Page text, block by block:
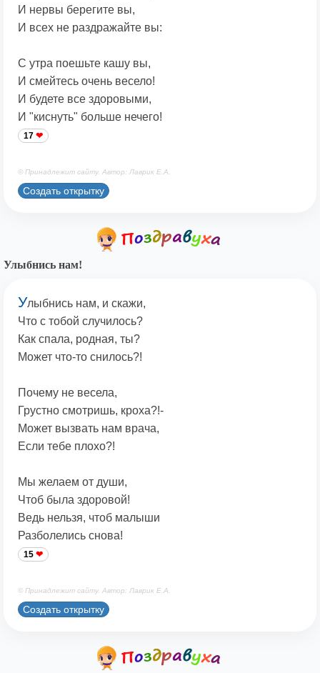
И нервы берегите вы,
И всех не раздражайте вы:
С утра поешьте кашу вы,
И смейтесь очень весело!
И будете все здоровыми,
И "киснуть" больше нечего!
17
© Принадлежит сайту. Автор: Лаврик Е.А.
Создать открытку
Улыбнись нам!
Улыбнись нам, и скажи,
Что с тобой случилось?
Как спала, родная, ты?
Может что-то снилось?!
Почему не весела,
Грустно смотришь, кроха?!-
Может вызвать нам врача,
Если тебе плохо?!
Мы желаем от души,
Чтоб была здоровой!
Ведь нельзя, чтоб малыши
Разболелись снова!
15
© Принадлежит сайту. Автор: Лаврик Е.А.
Создать открытку